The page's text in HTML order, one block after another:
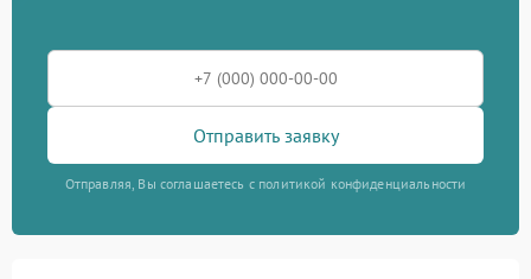
Отправить заявку
Отправляя, Вы соглашаетесь с политикой конфиденциальности